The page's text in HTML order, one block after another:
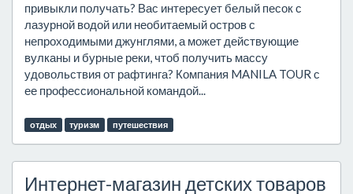
привыкли получать? Вас интересует белый песок с
лазурной водой или необитаемый остров с
непроходимыми джунглями, а может действующие
вулканы и бурные реки, чтоб получить массу
удовольствия от рафтинга? Компания MANILA TOUR с
ее профессиональной командой...
отдых туризм путешествия
Интернет-магазин детских товаров